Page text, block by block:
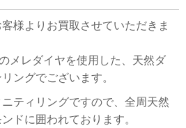
様よりお買取させていただきま
メレダイヤを使用した、天然ダ
ングでございます。
ティリングですので、全周天然
ドに囲われております。